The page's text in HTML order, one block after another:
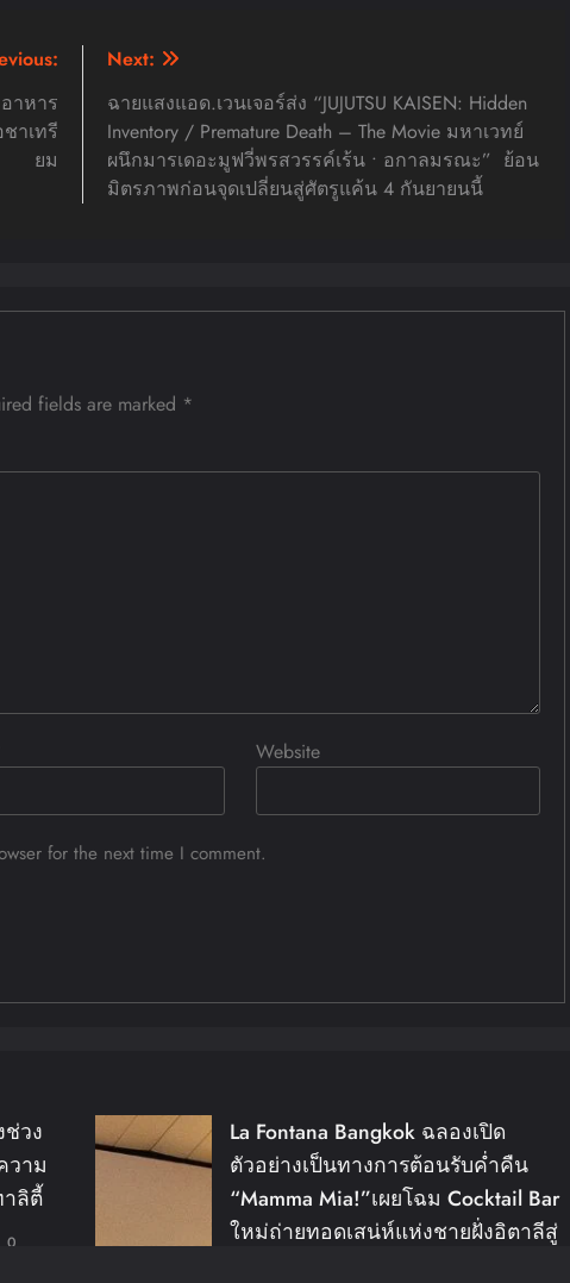
าหาร
าเทรี
ยม
Next:
ฉายแสงแอด.เวนเจอร์ส่ง “JUJUTSU KAISEN: Hidden
Inventory / Premature Death – The Movie มหาเวทย์
ผนึกมารเดอะมูฟวี่พรสวรรค์เร้น • อกาลมรณะ” ย้อน
มิตรภาพก่อนจุดเปลี่ยนสู่ศัตรูแค้น 4 กันยายนนี้
fields are marked *
Website
for the next time I comment.
วง
วาม
ลิตี้
0
La Fontana Bangkok ฉลองเปิด
ตัวอย่างเป็นทางการต้อนรับค่ำคืน
“Mamma Mia!”เผยโฉม Cocktail Bar
ใหม่ถ่ายทอดเสน่ห์แห่งชายฝั่งอิตาลีสู่